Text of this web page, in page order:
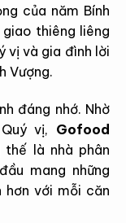
của năm Bính
thiêng liêng
vị và gia đình lời
Vượng.
đáng nhớ. Nhờ
vị, Gofood
là nhà phân
mang những
với mỗi căn